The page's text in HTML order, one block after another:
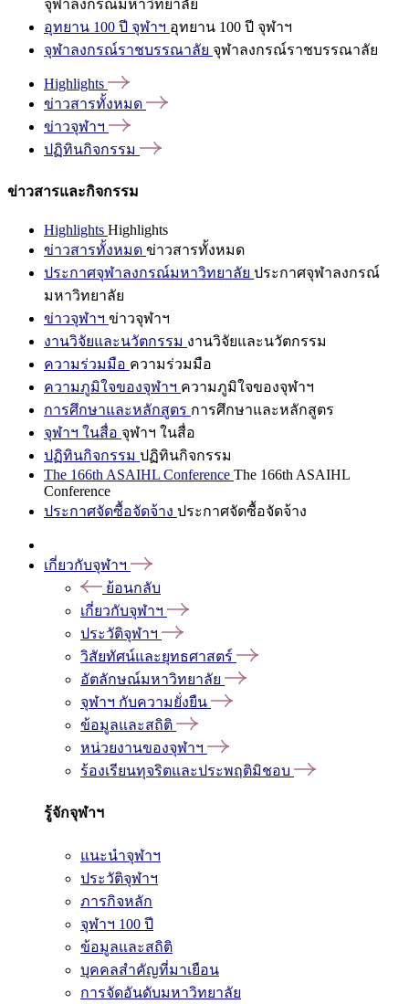
จุฬาลงกรณ์มหาวิทยาลัย
อุทยาน 100 ปี จุฬาฯ อุทยาน 100 ปี จุฬาฯ
จุฬาลงกรณ์ราชบรรณาลัย จุฬาลงกรณ์ราชบรรณาลัย
Highlights
ข่าวสารทั้งหมด
ข่าวจุฬาฯ
ปฏิทินกิจกรรม
ข่าวสารและกิจกรรม
Highlights Highlights
ข่าวสารทั้งหมด ข่าวสารทั้งหมด
ประกาศจุฬาลงกรณ์มหาวิทยาลัย ประกาศจุฬาลงกรณ์
มหาวิทยาลัย
ข่าวจุฬาฯ ข่าวจุฬาฯ
งานวิจัยและนวัตกรรม งานวิจัยและนวัตกรรม
ความร่วมมือ ความร่วมมือ
ความภูมิใจของจุฬาฯ ความภูมิใจของจุฬาฯ
การศึกษาและหลักสูตร การศึกษาและหลักสูตร
จุฬาฯ ในสื่อ จุฬาฯ ในสื่อ
ปฏิทินกิจกรรม ปฏิทินกิจกรรม
The 166th ASAIHL Conference The 166th ASAIHL
Conference
ประกาศจัดซื้อจัดจ้าง ประกาศจัดซื้อจัดจ้าง
เกี่ยวกับจุฬาฯ
ย้อนกลับ
เกี่ยวกับจุฬาฯ
ประวัติจุฬาฯ
วิสัยทัศน์และยุทธศาสตร์
อัตลักษณ์มหาวิทยาลัย
จุฬาฯ กับความยั่งยืน
ข้อมูลและสถิติ
หน่วยงานของจุฬาฯ
ร้องเรียนทุจริตและประพฤติมิชอบ
รู้จักจุฬาฯ
แนะนำจุฬาฯ
ประวัติจุฬาฯ
ภารกิจหลัก
จุฬาฯ 100 ปี
ข้อมูลและสถิติ
บุคคลสำคัญที่มาเยือน
การจัดอันดับมหาวิทยาลัย